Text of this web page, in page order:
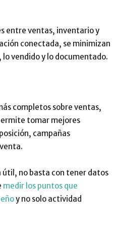
entre ventas, inventario y
conectada, se minimizan
vendido y lo documentado.
completos sobre ventas,
tomar mejores
campañas
útil, no basta con tener datos
medir los puntos que
y no solo actividad